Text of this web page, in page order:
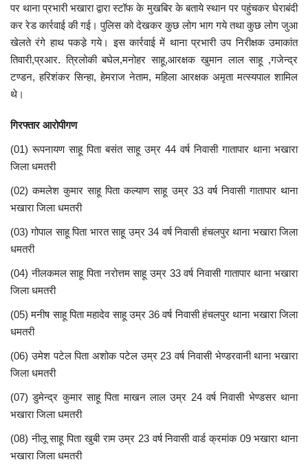
मनोरंजन
सेहत
धर्म
राशिफल
खेल
फोटो
वीडियो
पर थाना प्रभारी भखारा द्वारा स्टॉफ के मुखबिर के बताये स्थान पर पहुंचकर घेराबंदी
कर रेड कार्रवाई की गई। पुलिस को देखकर कुछ लोग भाग गये तथा कुछ लोग जुआ
खेलते रंगे हाथ पकडे़ गये। इस कार्रवाई में थाना प्रभारी उप निरीक्षक उमाकांत
तिवारी,प्रआर. त्रिलोकी बघेल,मनोहर साहू,आरक्षक खुमान लाल साहू ,गजेन्द्र
टण्डन, हरिशंकर सिन्हा, हेमराज नेताम, महिला आरक्षक अमृता मत्स्यपाल शामिल
थे।
गिरफ्तार आरोपीगण
(01) रूपनायण साहू पिता बसंत साहू उम्र 44 वर्ष निवासी गातापार थाना भखारा
जिला धमतरी
(02) कमलेश कुमार साहू पिता कल्याण साहू उम्र 33 वर्ष निवासी गातापार थाना
भखारा जिला धमतरी
(03) गोपाल साहू पिता भारत साहू उम्र 34 वर्ष निवासी हंचलपुर थाना भखारा जिला
धमतरी
(04) नीलकमल साहू पिता नरोत्तम साहू उम्र 33 वर्ष निवासी गातापार थाना भखारा
जिला धमतरी
(05) मनीष साहू पिता महादेव साहू उम्र 36 वर्ष निवासी हंचलपुर थाना भखारा जिला
धमतरी
(06) उमेश पटेल पिता अशोक पटेल उम्र 23 वर्ष निवासी भेण्डरवानी थाना भखारा
जिला धमतरी
(07) डुमेन्द्र कुमार साहू पिता माखन लाल उम्र 24 वर्ष निवासी भेण्डसर थाना
भखारा जिला धमतरी
(08) नीलू साहू पिता खुबी राम उम्र 23 वर्ष निवासी वार्ड क्रमांक 09 भखारा थाना
भखारा जिला धमतरी